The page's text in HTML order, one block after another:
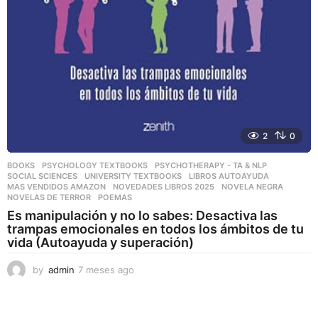
2 0
BOOKS ,PSYCHOLOGY TEXTBOOKS ,PSYCHOTHERAPY - TA & NLP
SOCIAL SCIENCES
,UNIVERSITY TEXTBOOKS LIBROS AUTOAYUDA
MAS VENDIDOS AMAZON
,NOVEDADES LIBROS 2025 ,NOVELA NEGRA
NOVELAS DE TERROR
,POEMAS
Es manipulación y no lo sabes: Desactiva las
trampas emocionales en todos los ámbitos de tu
vida (Autoayuda y superación)
by admin 7 meses ago